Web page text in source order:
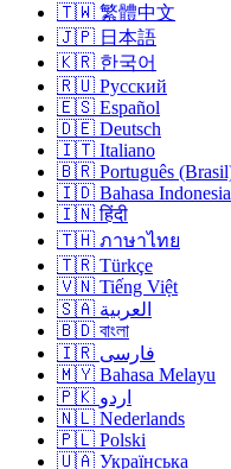
🇹🇼 繁體中文
🇯🇵 日本語
🇰🇷 한국어
🇷🇺 Русский
🇪🇸 Español
🇩🇪 Deutsch
🇮🇹 Italiano
🇧🇷 Português
🇮🇩 Bahasa Indonesia
🇮🇳 हिंदी
🇹🇭 ภาษาไทย
🇹🇷 Türkçe
🇻🇳 Tiếng Việt
🇸🇦 العربية
🇧🇩 বাংলা
🇮🇷 فارسی
🇲🇾 Bahasa Melayu
🇵🇰 اردو
🇳🇱 Nederlands
🇵🇱 Polski
🇺🇦 Українська